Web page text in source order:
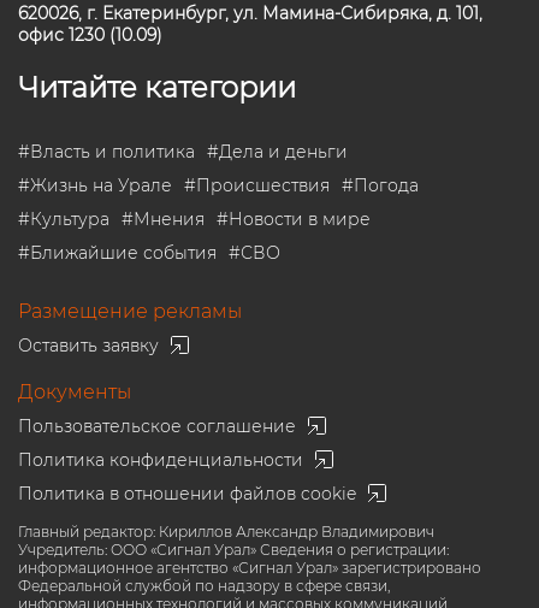
620026, г. Екатеринбург, ул. Мамина-Сибиряка, д. 101,
офис 1230 (10.09)
Читайте категории
#Власть и политика #Дела и деньги
#Жизнь на Урале #Происшествия #Погода
#Культура #Мнения #Новости в мире
#Ближайшие события #СВО
Размещение рекламы
Оставить заявку
Документы
Пользовательское соглашение
Политика конфиденциальности
Политика в отношении файлов cookie
Главный редактор: Кириллов Александр Владимирович
Учредитель: ООО «Сигнал Урал» Сведения о регистрации:
информационное агентство «Сигнал Урал» зарегистрировано
Федеральной службой по надзору в сфере связи,
информационных технологий и массовых коммуникаций